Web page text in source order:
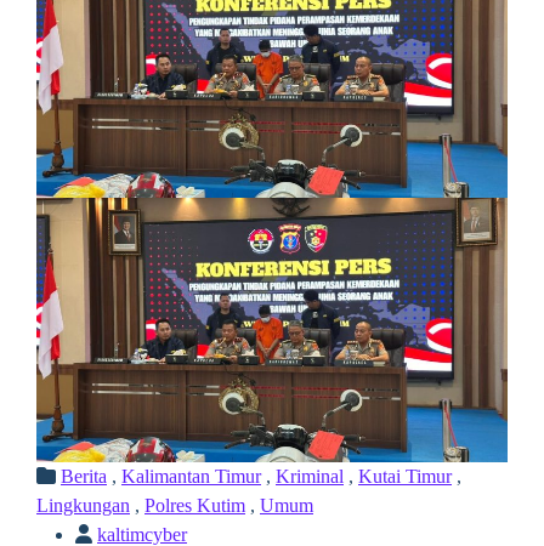
Berita , Kalimantan Timur, Kriminal , Kutai Timur,
Lingkungan , Polres Kutim , Umum
kaltimcyber